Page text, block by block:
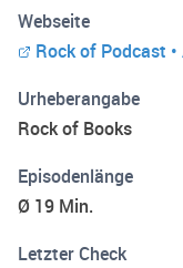
Webseite
Rock of Podcast
Urheberangabe
Rock of Books
Episodenlänge
Ø 19 Min.
Letzter Check